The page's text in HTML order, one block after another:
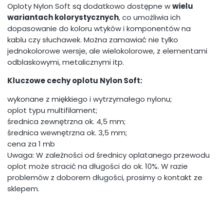
Oploty Nylon Soft są dodatkowo dostępne wwielu
wariantach kolorystycznych, co umożliwia ich
dopasowanie do koloru wtyków i komponentów na
kablu czy słuchawek. Można zamawiać nie tylko
jednokolorowe wersje, ale wielokolorowe, z elementami
odblaskowymi, metalicznymi itp.
Kluczowe cechy oplotu Nylon Soft:
wykonane z miękkiego i wytrzymałego nylonu;
oplot typu multifilament;
średnica zewnętrzna ok. 4,5 mm;
średnica wewnętrzna ok. 3,5 mm;
cena za 1 mb
Uwaga: W zależności od średnicy oplatanego przewodu
oplot może stracić na długości do ok. 10%. W razie
problemów z doborem długości, prosimy o kontakt ze
sklepem.